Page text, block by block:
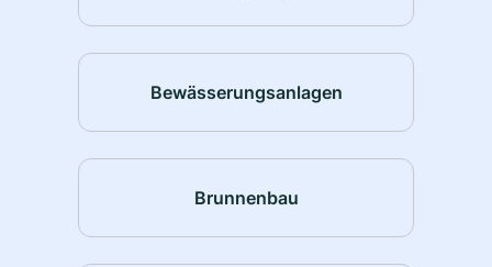
Bewässerungsanlagen
Brunnenbau